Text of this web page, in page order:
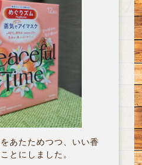
あたためつつ、いい香
とにしました。